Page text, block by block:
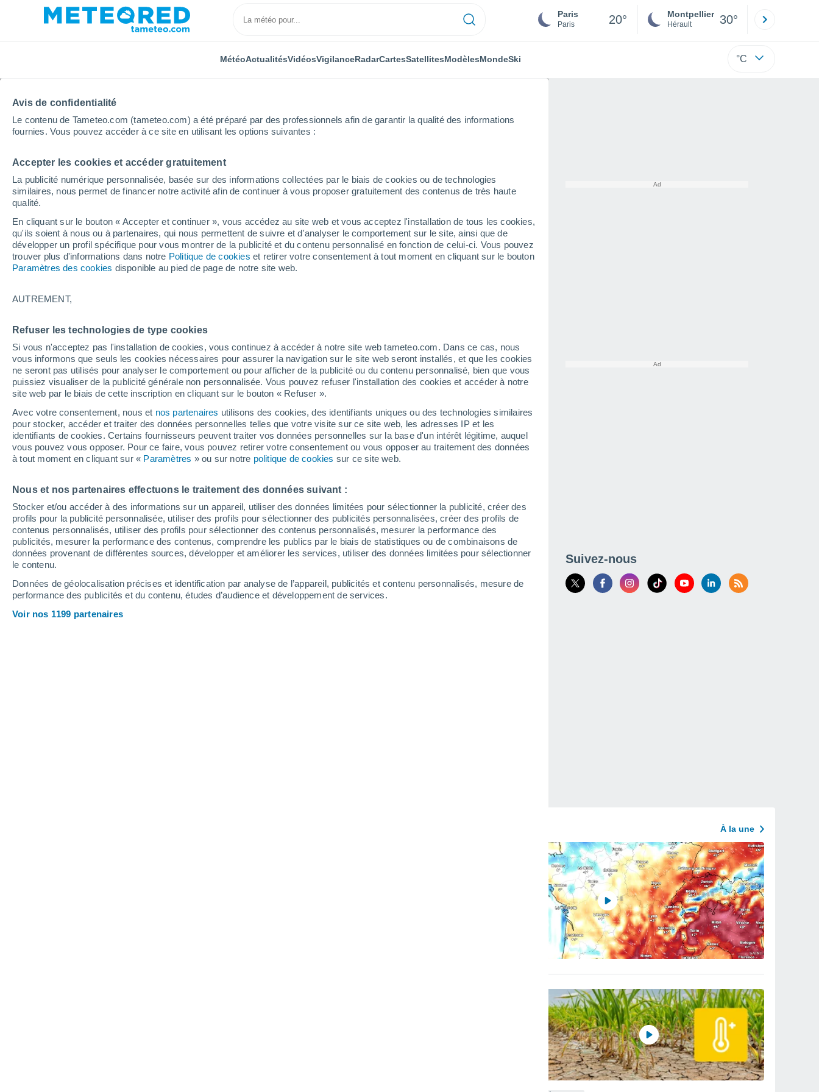
Avis de confidentialité
Le contenu de Tameteo.com (tameteo.com) a été préparé par des professionnels afin de garantir la qualité des informations
fournies. Vous pouvez accéder à ce site en utilisant les options suivantes :
Accepter les cookies et accéder gratuitement
La publicité numérique personnalisée, basée sur des informations collectées par le biais de cookies ou de technologies
similaires, nous permet de financer notre activité afin de continuer à vous proposer gratuitement des contenus de très haute
qualité.
En cliquant sur le bouton « Accepter et continuer », vous accédez au site web et vous acceptez l'installation de tous les cookies,
qu'ils soient à nous ou à partenaires, qui nous permettent de suivre et d'analyser le comportement sur le site, ainsi que de
développer un profil spécifique pour vous montrer de la publicité et du contenu personnalisé en fonction de celui-ci. Vous pouvez
trouver plus d'informations dans notre Politique de cookies et retirer votre consentement à tout moment en cliquant sur le bouton
Paramètres des cookies disponible au pied de page de notre site web.
AUTREMENT,
Refuser les technologies de type cookies
Si vous n'acceptez pas l'installation de cookies, vous continuez à accéder à notre site web tameteo.com. Dans ce cas, nous
vous informons que seuls les cookies nécessaires pour assurer la navigation sur le site web seront installés, et que les cookies
ne seront pas utilisés pour analyser le comportement ou pour afficher de la publicité ou du contenu personnalisé, bien que vous
puissiez visualiser de la publicité générale non personnalisée. Vous pouvez refuser l'installation des cookies et accéder à notre
site web par le biais de cette inscription en cliquant sur le bouton « Refuser ».
Avec votre consentement, nous et nos partenaires utilisons des cookies, des identifiants uniques ou des technologies similaires
pour stocker, accéder et traiter des données personnelles telles que votre visite sur ce site web, les adresses IP et les
identifiants de cookies. Certains fournisseurs peuvent traiter vos données personnelles sur la base d'un intérêt légitime, auquel
vous pouvez vous opposer. Pour ce faire, vous pouvez retirer votre consentement ou vous opposer au traitement des données
à tout moment en cliquant sur « Paramètres » ou sur notre politique de cookies sur ce site web.
Nous et nos partenaires effectuons le traitement des données suivant :
Stocker et/ou accéder à des informations sur un appareil, utiliser des données limitées pour sélectionner la publicité, créer des
profils pour la publicité personnalisée, utiliser des profils pour sélectionner des publicités personnalisées, créer des profils de
contenus personnalisés, utiliser des profils pour sélectionner des contenus personnalisés, mesurer la performance des
publicités, mesurer la performance des contenus, comprendre les publics par le biais de statistiques ou de combinaisons de
données provenant de différentes sources, développer et améliorer les services, utiliser des données limitées pour sélectionner
le contenu.
Données de géolocalisation précises et identification par analyse de l’appareil, publicités et contenu personnalisés, mesure de
performance des publicités et du contenu, études d’audience et développement de services.
Voir nos 1199 partenaires
Paris
Paris 20° Montpellier
Hérault 30°
MétéoActualitésVidéosVigilanceRadarCartesSatellitesModèlesMondeSki °C
Accueil Algérie Wilaya de Batna
Météo pour la wilaya de Batna
Aujourd´hui, 6 août Toute la journée Symbole
33°
36°
Ain Yagout
33°
21°
25°
Barika
19°
El Madher
32°
19°
Foum Toub
37°
22°
32°
19°
Leaflet
Suivez-nous
À la une